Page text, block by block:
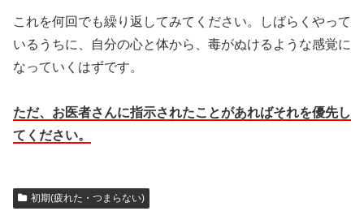
これを何回でも繰り返してみてください。しばらくやって
いるうちに、自分の心と体から、毒がぬけるような感覚に
なっていくはずです。
ただ、お医者さんに指示されたことがあればそれを優先し
てください。
初期(疲れた・つまらない)